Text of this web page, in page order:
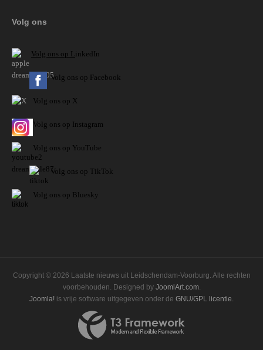
Volg ons
Volg ons op L inkedIn
Volg ons op Facebook
Volg ons op X
Volg ons op Instagram
Volg ons op YouTube
Volg ons op TikTok
Volg ons op Bluesky
Copyright © 2026 Laatste nieuws uit Leidschendam-Voorburg. Alle rechten
voorbehouden. Designed by JoomlArt.com.
Joomla! is vrije software uitgegeven onder de GNU/GPL licentie.